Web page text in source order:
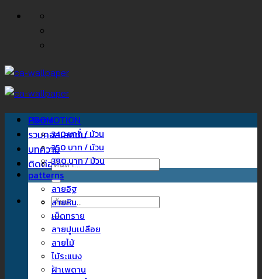
ข้าม
Home
รวมคอลเลคชั่น
บทความ
ติดต่อเรา
ค้นหา:
ค้นหา:
PROMOTION
340 บาท / ม้วน
350 บาท / ม้วน
390 บาท / ม้วน
patterns
ลายอิฐ
ลายหิน
เม็ดทราย
ลายปูนเปลือย
ลายไม้
ไม้ระแนง
ฝ้าเพดาน